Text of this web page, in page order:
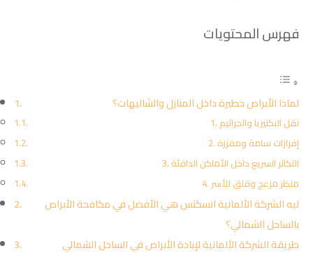
فهرس المحتويات
لماذا الأبراص خطيرة داخل المنازل والشاليهات؟
1. نقل البكتيريا والجراثيم
2. إفرازات سامة ومقززة
3. التكاثر السريع داخل الأماكن الدافئة
4. منظر مزعج وقلق للأسر
ليه الشركة الألمانية انسكتس هي الأفضل في مكافحة الأبراص
بالساحل الشمالي؟
طريقة الشركة الألمانية لإبادة الأبراص في الساحل الشمالي